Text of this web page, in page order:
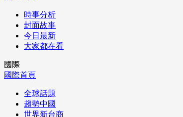
時事分析
封面故事
今日最新
大家都在看
國際
國際首頁
全球話題
趨勢中國
世界新台商